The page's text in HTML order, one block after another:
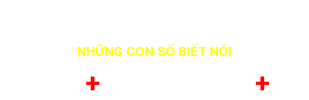
NHỮNG CON SỐ BIẾT NÓI
+ +